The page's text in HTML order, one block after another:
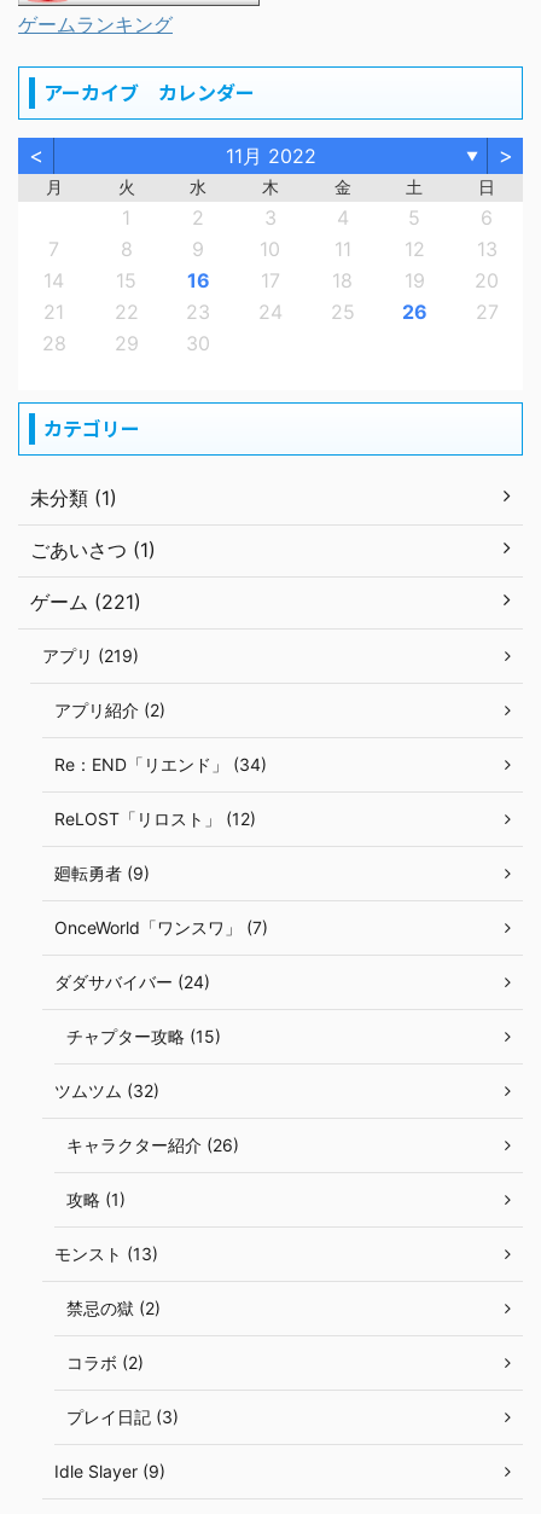
ゲームランキング
アーカイブ カレンダー
< 11月 2022 ▼ >
月 火 水 木 金 土 日
1 2 3 4 5
6
7
8 9 10 11 12
13
14
15 16 17 18 19
20
21
22 23 24 25 26
27
28
29 30
カテゴリー
未分類 (1)
ごあいさつ (1)
ゲーム (221)
アプリ (219)
アプリ紹介 (2)
Re：END「リエンド」 (34)
ReLOST「リロスト」 (12)
廻転勇者 (9)
OnceWorld「ワンスワ」 (7)
ダダサバイバー (24)
チャプター攻略 (15)
ツムツム (32)
キャラクター紹介 (26)
攻略 (1)
モンスト (13)
禁忌の獄 (2)
コラボ (2)
プレイ日記 (3)
Idle Slayer (9)